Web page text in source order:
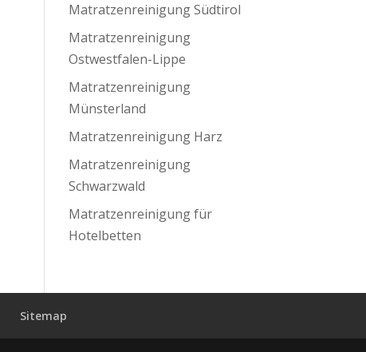
Matratzenreinigung Südtirol
Matratzenreinigung
Ostwestfalen-Lippe
Matratzenreinigung
Münsterland
Matratzenreinigung Harz
Matratzenreinigung
Schwarzwald
Matratzenreinigung für
Hotelbetten
Sitemap